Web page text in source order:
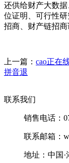
还供给财产大数
位证明、可行性
招商、财产链招商
上一篇： cao正在
拼音退
联系我们
销售电话：
联系邮箱：
地址：中国